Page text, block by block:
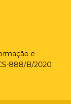
e
888/B/2020